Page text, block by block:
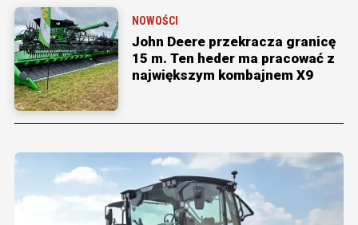
NOWOŚCI
John Deere przekracza granicę
15 m. Ten heder ma pracować z
największym kombajnem X9